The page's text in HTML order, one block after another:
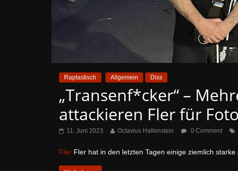
Raptastisch Allgemein Diss
„Transenf*cker“ –
attackieren Fler für
11. Juni 2023 Octavius Hallenstein 0 Comment
Fler Fler hat in den letzten Tagen einige ziemlich